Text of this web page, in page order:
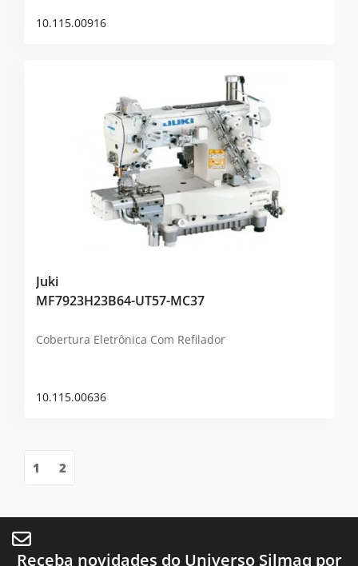
10.115.00916
Juki
MF7923H23B64-UT57-MC37
Cobertura Eletrônica Com Refilador
10.115.00636
1 2
Receba novidades do Universo Silmaq por